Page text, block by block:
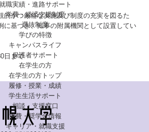
職実績・進路サポート
学費・経済支援制度
選抜制度
学びの特徴
キャンパスライフ
保護者サポート
在学生の方
在学生の方トップ
履修・授業・成績
学生生活サポート
相談・支援窓口
学費・奨学金情報
キャリア・就職支援
的かつ厳格な実施及び制度の充実を図るた
に基づき、知事の附属機関として設置してい
日まで